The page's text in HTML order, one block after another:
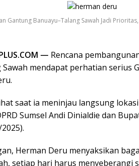
Gantung Banuayu–Talang Sawah Jadi
— Rencana
mendapat perhatian serius
saat ia meninjau langsung
Sumsel Andi Dinialdie dan
Herman Deru menyaksikan
setiap hari harus menyeberangi